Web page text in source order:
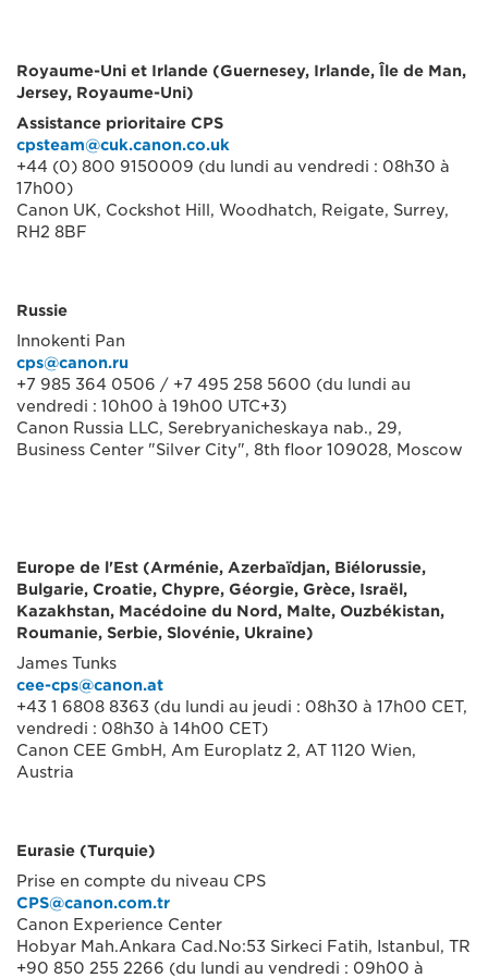
Royaume-Uni et Irlande (Guernesey, Irlande, Île de Man,
Jersey, Royaume-Uni)
Assistance prioritaire CPS
cpsteam@cuk.canon.co.uk
+44 (0) 800 9150009 (du lundi au vendredi : 08h30 à
17h00)
Canon UK, Cockshot Hill, Woodhatch, Reigate, Surrey,
RH2 8BF
Russie
Innokenti Pan
cps@canon.ru
+7 985 364 0506 / +7 495 258 5600 (du lundi au
vendredi : 10h00 à 19h00 UTC+3)
Canon Russia LLC, Serebryanicheskaya nab., 29,
Business Center "Silver City", 8th floor 109028, Moscow
Europe de l'Est (Arménie, Azerbaïdjan, Biélorussie,
Bulgarie, Croatie, Chypre, Géorgie, Grèce, Israël,
Kazakhstan, Macédoine du Nord, Malte, Ouzbékistan,
Roumanie, Serbie, Slovénie, Ukraine)
James Tunks
cee-cps@canon.at
+43 1 6808 8363 (du lundi au jeudi : 08h30 à 17h00 CET,
vendredi : 08h30 à 14h00 CET)
Canon CEE GmbH, Am Europlatz 2, AT 1120 Wien,
Austria
Eurasie (Turquie)
Prise en compte du niveau CPS
CPS@canon.com.tr
Canon Experience Center
Hobyar Mah.Ankara Cad.No:53 Sirkeci Fatih, Istanbul, TR
+90 850 255 2266 (du lundi au vendredi : 09h00 à